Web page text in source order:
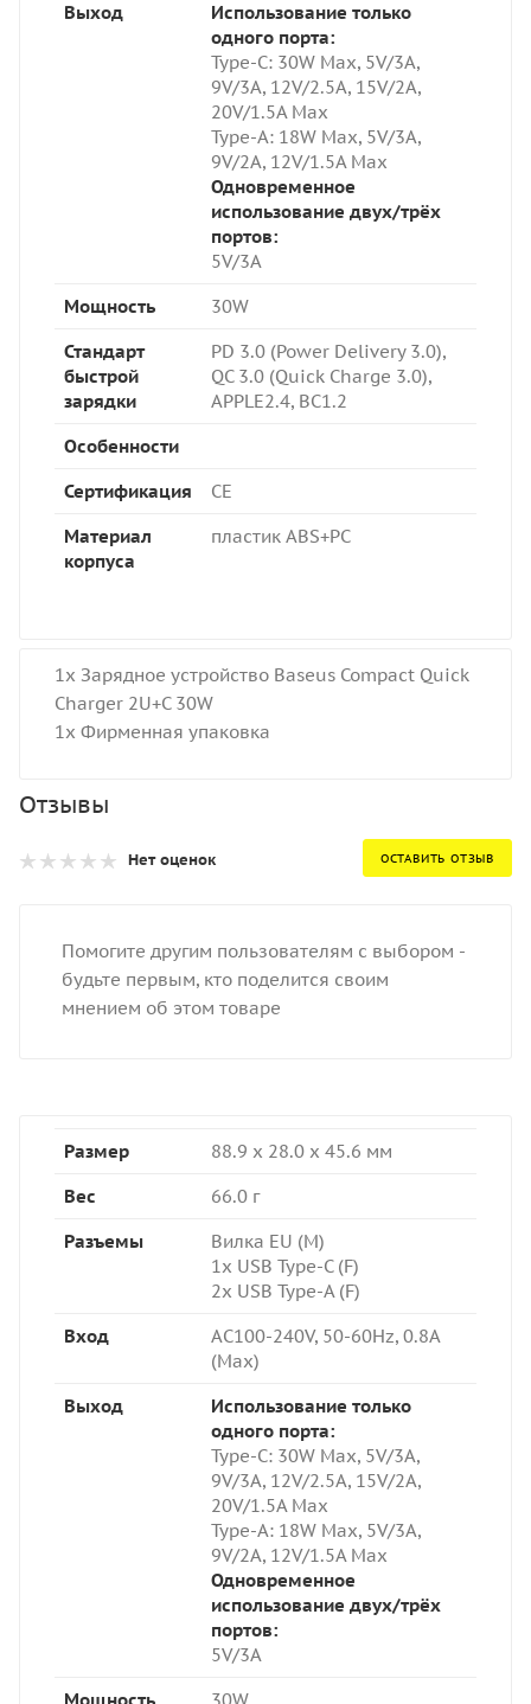
Выход
Использование только
одного порта:
Type-C: 30W Max, 5V/3A,
9V/3A, 12V/2.5A, 15V/2A,
20V/1.5A Max
Type-A: 18W Max, 5V/3A,
9V/2A, 12V/1.5A Max
Одновременное
использование двух/трёх
портов:
5V/3A
Мощность
30W
Стандарт
быстрой
зарядки
PD 3.0 (Power Delivery 3.0),
QC 3.0 (Quick Charge 3.0),
APPLE2.4, BC1.2
Особенности
Сертификация
CE
Материал
корпуса
пластик ABS+PC
1x Зарядное устройство Baseus Compact Quick
Charger 2U+C 30W
1x Фирменная упаковка
Отзывы
Нет оценок ОСТАВИТЬ ОТЗЫВ
Помогите другим пользователям с выбором -
будьте первым, кто поделится своим
мнением об этом товаре
Размер
88.9 x 28.0 x 45.6 мм
Вес
66.0 г
Разъемы
Вилка EU (M)
1x USB Type-C (F)
2x USB Type-A (F)
Вход
AC100-240V, 50-60Hz, 0.8A
(Max)
Выход
Использование только
одного порта:
Type-C: 30W Max, 5V/3A,
9V/3A, 12V/2.5A, 15V/2A,
20V/1.5A Max
Type-A: 18W Max, 5V/3A,
9V/2A, 12V/1.5A Max
Одновременное
использование двух/трёх
портов:
5V/3A